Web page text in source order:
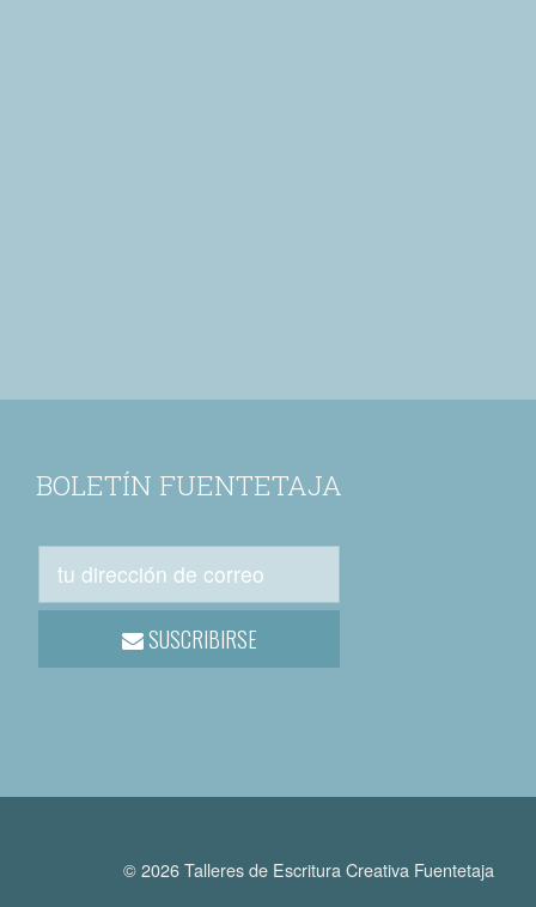
BOLETÍN FUENTETAJA
SUSCRIBIRSE
© 2026 Talleres de Escritura Creativa Fuentetaja